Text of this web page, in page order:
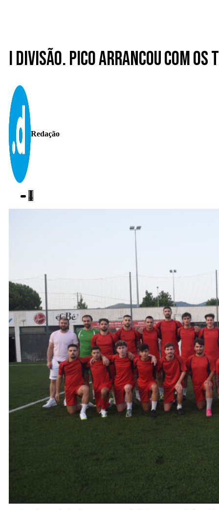
I Divisão. Pico arrancou com
Redação